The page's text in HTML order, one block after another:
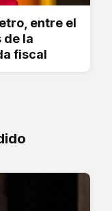
entre el
de la
fiscal